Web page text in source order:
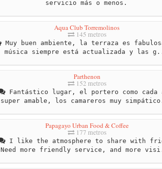
servicio más o menos.
Aqua Club Torremolinos
145 metros
Muy buen ambiente, la terraza es
música siempre está actualizada y las
Parthenon
152 metros
Fantástico lugar, el portero como cada
super amable, los camareros muy
Papagayo Urban Food & Coffee
177 metros
I like the atmosphere to share with
Need more friendly service, and more